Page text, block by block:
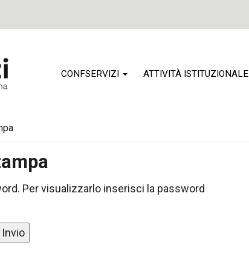
CONFSERVIZI ATTIVITÀ ISTITUZIONALE
Per visualizzarlo inserisci la password